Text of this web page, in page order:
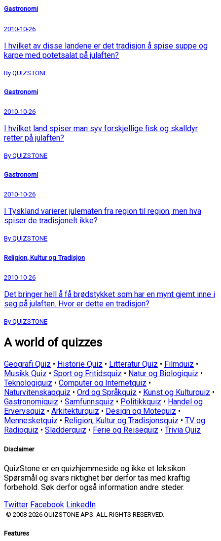
Gastronomi
2010-10-26
I hvilket av disse landene er det tradisjon å spise suppe og
karpe med potetsalat på julaften?
By QUIZSTONE
Gastronomi
2010-10-26
I hvilket land spiser man syv forskjellige fisk og skalldyr
retter på julaften?
By QUIZSTONE
Gastronomi
2010-10-26
I Tyskland varierer julematen fra region til region, men hva
spiser de tradisjonelt ikke?
By QUIZSTONE
Religion, Kultur og Tradisjon
2010-10-26
Det bringer hell å få brødstykket som har en mynt gjemt inne i
seg på julaften. Hvor er dette en tradisjon?
By QUIZSTONE
A world of quizzes
Geografi Quiz • Historie Quiz • Litteratur Quiz • Filmquiz •
Musikk Quiz • Sport og Fritidsquiz • Natur og Biologiquiz •
Teknologiquiz • Computer og Internetquiz •
Naturvitenskapquiz • Ord og Språkquiz • Kunst og Kulturquiz •
Gastronomiquiz • Samfunnsquiz • Politikkquiz • Handel og
Ervervsquiz • Arkitekturquiz • Design og Motequiz •
Mennesketquiz • Religion, Kultur og Tradisjonsquiz • TV og
Radioquiz • Sladderquiz • Ferie og Reisequiz • Trivia Quiz
Disclaimer
QuizStone er en quizhjemmeside og ikke et leksikon.
Spørsmål og svars riktighet bør derfor tas med kraftig
forbehold. Søk derfor også information andre steder.
Twitter Facebook LinkedIn
© 2008-2026 QUIZSTONE APS. ALL RIGHTS RESERVED.
Features